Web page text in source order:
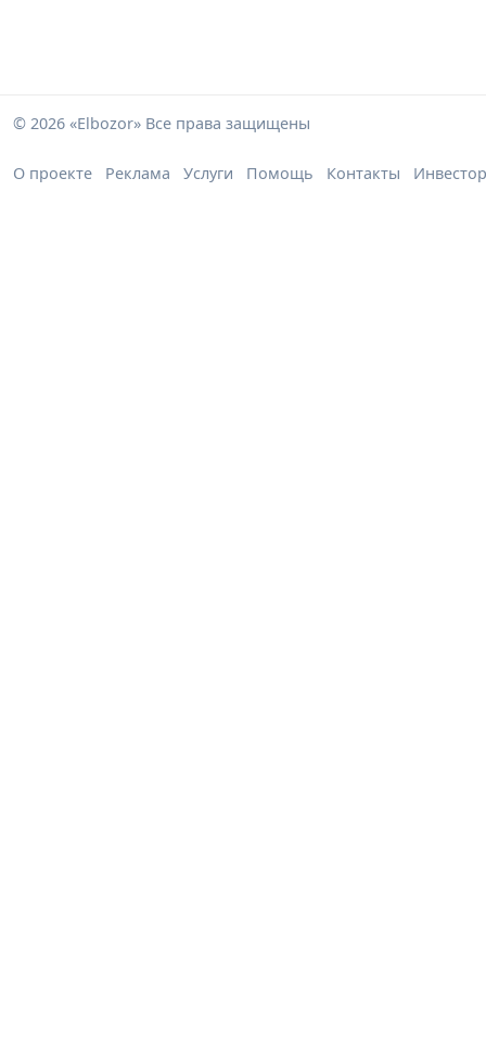
© 2026 «Elbozor» Все права защищены
О проекте Реклама Услуги Помощь Контакты